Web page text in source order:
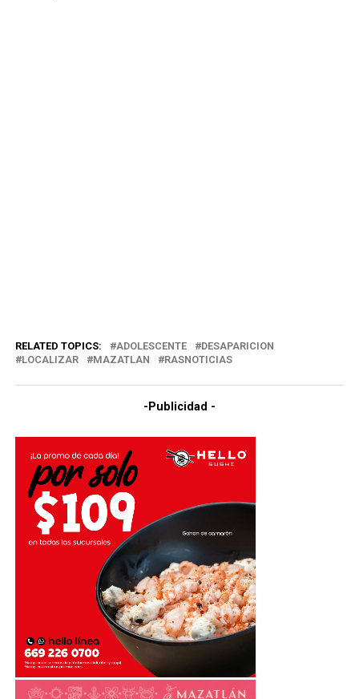
RELATED TOPICS: ADOLESCENTE
DESAPARICION
LOCALIZAR
MAZATLAN RASNOTICIAS
-Publicidad -